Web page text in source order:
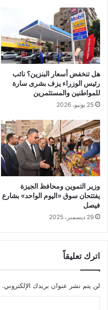
هل تنخفض أسعار البنزين؟ نائب
رئيس الوزراء يزف بشرى سارة
للمواطنين والمستثمرين
25 يونيو، 2026
وزير التموين ومحافظ الجيزة
يفتتحان سوق «اليوم الواحد» بشارع
فيصل
29 ديسمبر، 2025
اترك تعليقاً
لن يتم نشر عنوان بريدك الإلكتروني.